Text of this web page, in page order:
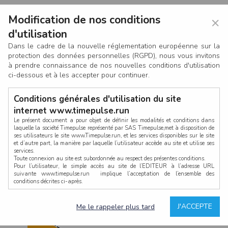
CONNEXION
×
Modification de nos conditions
d'utilisation
Dans le cadre de la nouvelle réglementation européenne sur la
protection des données personnelles (RGPD), nous vous invitons
à prendre connaissance de nos nouvelles conditions d'utilisation
ci-dessous et à les accepter pour continuer.
Conditions générales d'utilisation du site
internet www.timepulse.run
Le présent document a pour objet de définir les modalités et conditions dans
laquelle la société Timepulse représenté par SAS Timepulse,met à disposition de
ses utilisateurs le site www.Timepulse.run, et les services disponibles sur le site
et d’autre part, la manière par laquelle l’utilisateur accède au site et utilise ses
services.
Toute connexion au site est subordonnée au respect des présentes conditions.
Pour l’utilisateur, le simple accès au site de l’EDITEUR à l’adresse URL
suivante www.timepulse.run implique l’acceptation de l’ensemble des
conditions décrites ci-après.
La structure générale du site www.timepulse.run, par quelque procédé que ce
soit, sans l'autorisation préalable et par écrit de Fourcherot Mickael et/ou de ses
J'ACCEPTE
Me le rappeler plus tard